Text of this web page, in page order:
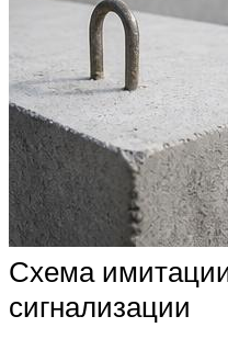
Схема
сигнализации